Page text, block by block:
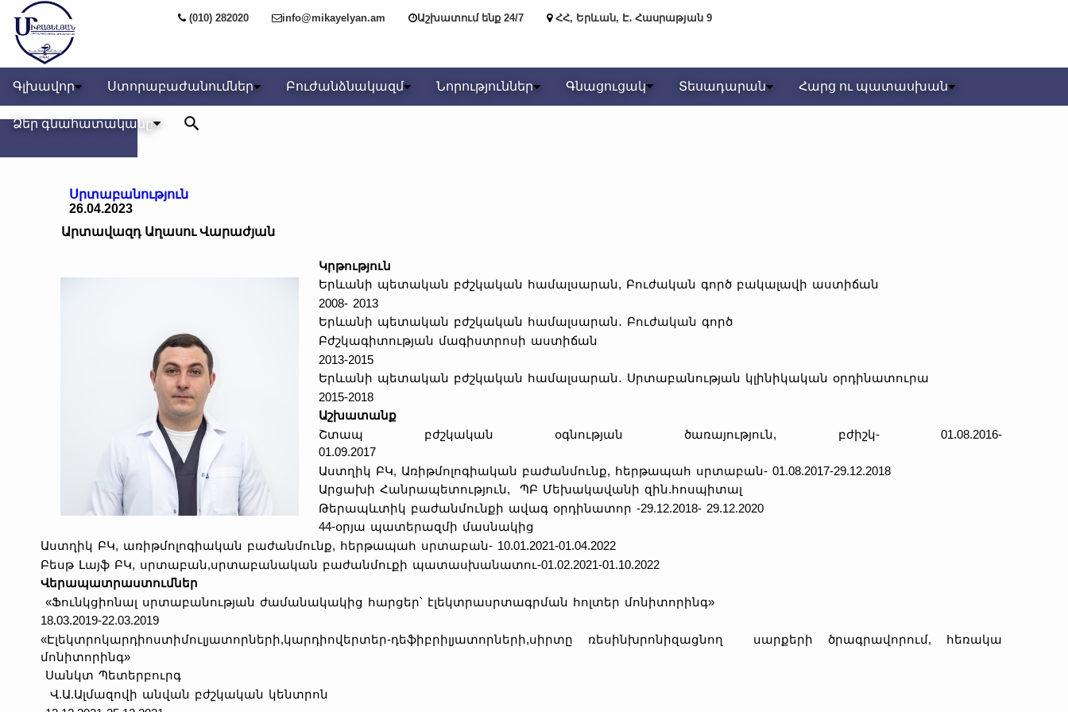
(010) 282020 info@mikayelyan.am Աշխատում ենք 24/7 ՀՀ, Երևան, Է․ Հասրաթյան 9
Գլխավոր Ստորաբաժանումներ Բուժանձնակազմ Նորություններ Գնացուցակ Տեսադարան Հարց ու պատասխան
Ձեր գնահատականը
Սրտաբանություն
26.04.2023
Արտավազդ Աղասու Վարաժյան
Կրթություն
Երևանի պետական բժշկական համալսարան, Բուժական գործ բակալավի աստիճան
2008- 2013
Երևանի պետական բժշկական համալսարան․ Բուժական գործ
Բժշկագիտության մագիստրոսի աստիճան
2013-2015
Երևանի պետական բժշկական համալսարան․ Սրտաբանության կլինիկական օրդինատուրա
2015-2018
Աշխատանք
Շտապ բժշկական օգնության ծառայություն, բժիշկ- 01.08.2016-
01.09.2017
Աստղիկ ԲԿ, Առիթմոլոգիական բաժանմունք, հերթապահ սրտաբան- 01.08.2017-29.12.2018
Արցախի Հանրապետություն, ՊԲ Մեխակավանի զին.հոսպիտալ
Թերապևտիկ բաժանմունքի ավագ օրդինատոր -29.12.2018- 29.12.2020
44-օրյա պատերազմի մասնակից
Աստղիկ ԲԿ, առիթմոլոգիական բաժանմունք, հերթապահ սրտաբան- 10.01.2021-01.04.2022
Բեսթ Լայֆ ԲԿ, սրտաբան,սրտաբանական բաժանմուքի պատասխանատու-01.02.2021-01.10.2022
Վերապատրաստումներ
«Ֆունկցիոնալ սրտաբանության ժամանակակից հարցեր՝ էլեկտրասրտագրման հոլտեր մոնիտորինգ»
18.03.2019-22.03.2019
«Էլեկտրոկարդիոստիմուլյատորների,կարդիովերտեր-դեֆիբրիլյատորների,սիրտը ռեսինխրոնիզացնող սարքերի ծրագրավորում, հեռակա
մոնիտորինգ»
Սանկտ Պետերբուրգ
Վ.Ա.Ալմազովի անվան բժշկական կենտրոն